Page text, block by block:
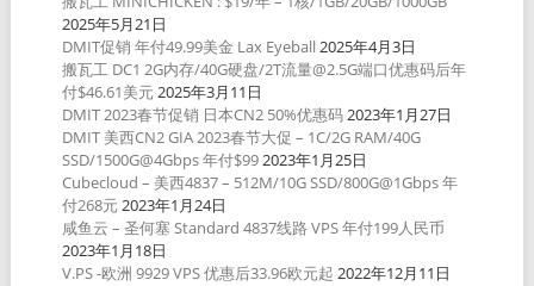
2025年5月21日
DMIT促销 年付49.99美金 Lax Eyeball 2025年4月3日
搬瓦工 DC1 2G内存/40G硬盘/2T流量@2.5G端口优惠码后年
付$46.61美元2025年3月11日
DMIT 2023春节促销 日本CN2 50%优惠码2023年1月27日
DMIT 美西CN2 GIA 2023春节大促 – 1C/2G RAM/40G
SSD/1500G@4Gbps 年付$992023年1月25日
Cubecloud – 美西4837 – 512M/10G SSD/800G@1Gbps 年
付268元2023年1月24日
咸鱼云 – 圣何塞 Standard 4837线路 VPS 年付199人民币
2023年1月18日
V.PS -欧洲 9929 VPS 优惠后33.96欧元起 2022年12月11日